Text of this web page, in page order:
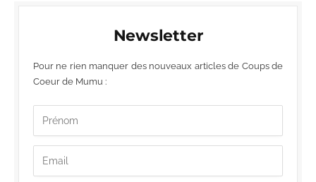
Newsletter
Pour ne rien manquer des nouveaux articles de Coups de
Coeur de Mumu :